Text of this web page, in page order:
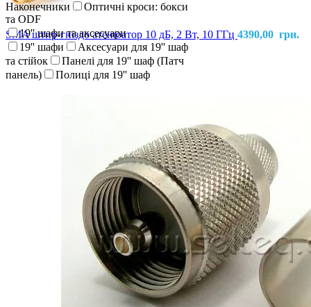
Наконечники
Оптичні кроси: бокси
та ODF
19'' шафи та аксесуари
19'' шафи
Аксесуари для 19'' шаф
та стійок
Панелі для 19'' шаф (Патч
панель)
Полиці для 19'' шаф
SMA штир-гніздо атенюатор 10 дБ, 2 Вт, 10 ГГц 4390,00 грн.